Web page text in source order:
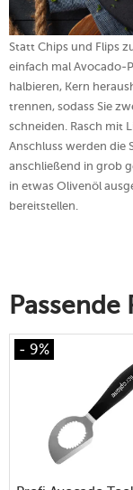
Statt Chips und Flips
einfach mal Avocado-
halbieren, Kern
trennen, sodass Sie
schneiden. Rasch mit
Anschluss werden die
anschließend in grob
in etwas Olivenöl
bereitstellen.
Passende
- 9%